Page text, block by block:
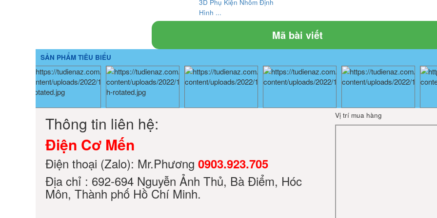
3D Phụ Kiện Nhôm Định
Hình ...
Mã bài viết
SẢN PHẨM TIÊU BIỂU
Thông tin liên hệ:
Điện Cơ Mến
Điện thoại (Zalo): Mr.Phương 0903.923.705
Địa chỉ : 692-694 Nguyễn Ảnh Thủ, Bà Điểm, Hóc
Môn, Thành phố Hồ Chí Minh.
Vị trí mua hàng